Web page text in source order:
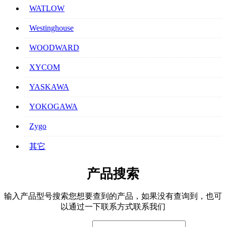
WATLOW
Westinghouse
WOODWARD
XYCOM
YASKAWA
YOKOGAWA
Zygo
其它
产品搜索
输入产品型号搜索您想要查到的产品，如果没有查询到，也可
以通过一下联系方式联系我们